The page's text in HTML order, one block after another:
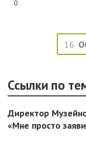
0
16
Ссылки по
Директор
«Мне просто